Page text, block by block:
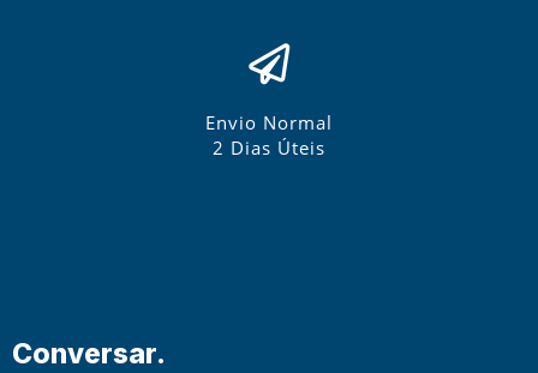
Envio Normal
2 Dias Úteis
Conversar.